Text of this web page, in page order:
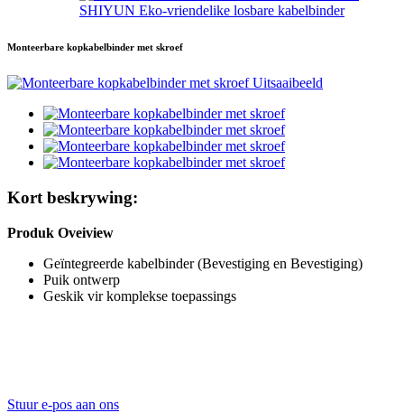
SHIYUN Eko-vriendelike losbare kabelbinder
Monteerbare kopkabelbinder met skroef
Kort beskrywing:
Produk Oveiview
Geïntegreerde kabelbinder (Bevestiging en Bevestiging)
Puik ontwerp
Geskik vir komplekse toepassings
Stuur e-pos aan ons